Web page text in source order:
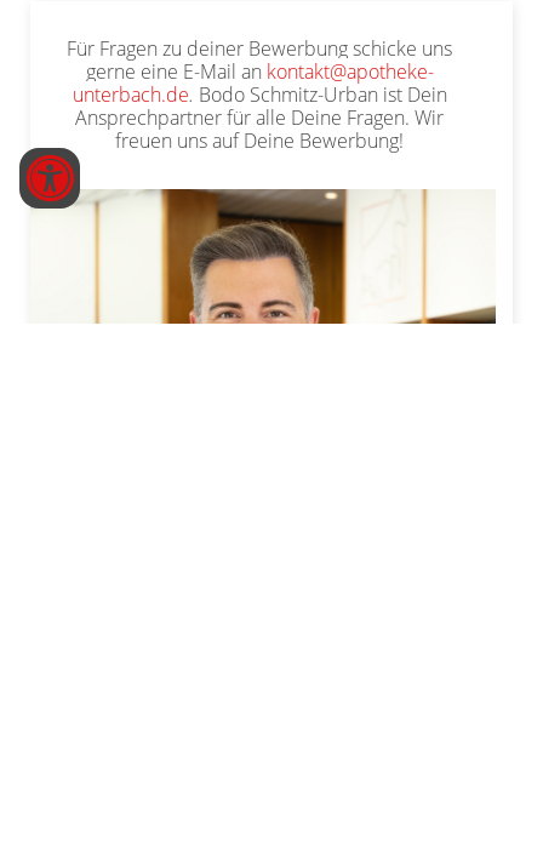
Für Fragen zu deiner Bewerbung schicke uns
gerne eine E-Mail an kontakt@apotheke-
unterbach.de. Bodo Schmitz-Urban ist Dein
Ansprechpartner für alle Deine Fragen. Wir
freuen uns auf Deine Bewerbung!